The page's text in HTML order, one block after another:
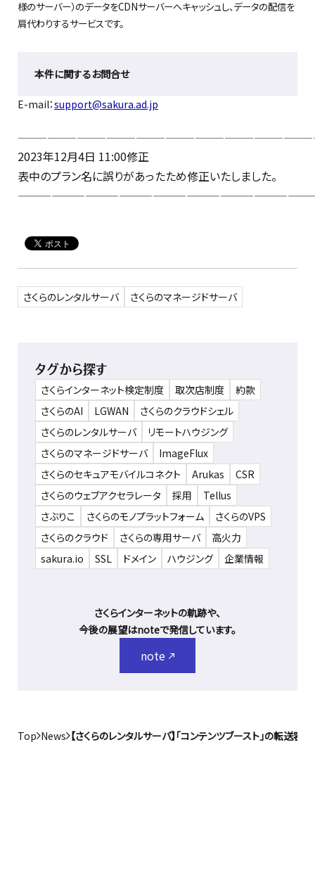
様のサーバー）のデータをCDNサーバーへキャッシュし、データの配信を
肩代わりするサービスです。
本件に関するお問合せ
E-mail：support@sakura.ad.jp
2023年12月4日 11:00修正
表中のプラン名に誤りがあったため修正いたしました。
さくらのレンタルサーバ さくらのマネージドサーバ
タグから探す
さくらインターネット検定制度 取次店制度
約款
さくらのAI
LGWAN
さくらのクラウドシェル
さくらのレンタルサーバ
リモートハウジング
さくらのマネージドサーバ
ImageFlux
さくらのセキュアモバイルコネクト
Arukas
CSR
さくらのウェブアクセラレータ
採用
Tellus
さぶりこ
さくらのモノプラットフォーム
さくらのVPS
さくらのクラウド
さくらの専用サーバ
高火力
sakura.io
SSL ドメイン ハウジング 企業情報
さくらインターネットの軌跡や、
今後の展望はnoteで発信しています。
note
Top News 【さくらのレンタルサーバ】「コンテンツブースト」の転